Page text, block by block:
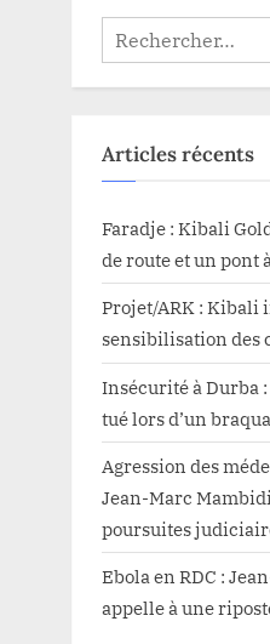
Rechercher :
Articles récents
Faradje : Kibali
de route et un pont
Projet/ARK : Kibali
sensibilisation des
Insécurité à Durba
tué lors d’un
Agression des
Jean-Marc
poursuites
Ebola en RDC :
appelle à une